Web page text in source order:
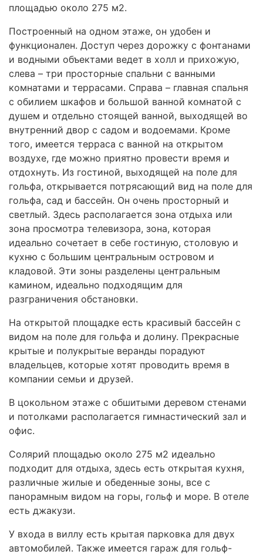
площадью около 275 м2.
Построенный на одном этаже, он удобен и
функционален. Доступ через дорожку с фонтанами
и водными объектами ведет в холл и прихожую,
слева – три просторные спальни с ванными
комнатами и террасами. Справа – главная спальня
с обилием шкафов и большой ванной комнатой с
душем и отдельно стоящей ванной, выходящей во
внутренний двор с садом и водоемами. Кроме
того, имеется терраса с ванной на открытом
воздухе, где можно приятно провести время и
отдохнуть. Из гостиной, выходящей на поле для
гольфа, открывается потрясающий вид на поле для
гольфа, сад и бассейн. Он очень просторный и
светлый. Здесь располагается зона отдыха или
зона просмотра телевизора, зона, которая
идеально сочетает в себе гостиную, столовую и
кухню с большим центральным островом и
кладовой. Эти зоны разделены центральным
камином, идеально подходящим для
разграничения обстановки.
На открытой площадке есть красивый бассейн с
видом на поле для гольфа и долину. Прекрасные
крытые и полукрытые веранды порадуют
владельцев, которые хотят проводить время в
компании семьи и друзей.
В цокольном этаже с обшитыми деревом стенами
и потолками располагается гимнастический зал и
офис.
Солярий площадью около 275 м2 идеально
подходит для отдыха, здесь есть открытая кухня,
различные жилые и обеденные зоны, все с
панорамным видом на горы, гольф и море. В отеле
есть джакузи.
У входа в виллу есть крытая парковка для двух
автомобилей. Также имеется гараж для гольф-